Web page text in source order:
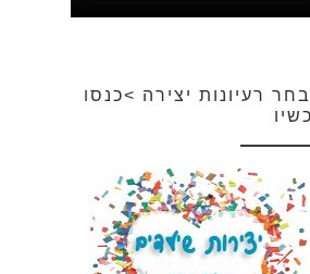
רעיונות יצירה >כנסו